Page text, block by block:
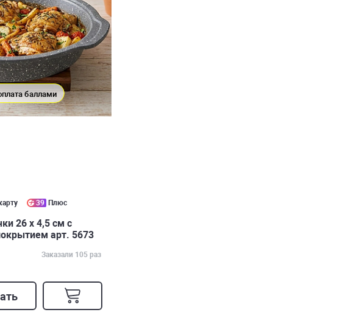
баллами
39 Плюс
26 х 4,5 см с
арт. 5673
Заказали 105 раз